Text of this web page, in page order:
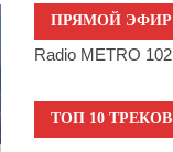
ПРЯМОЙ
Radio METRO
ТОП 10 ТРЕКОВ